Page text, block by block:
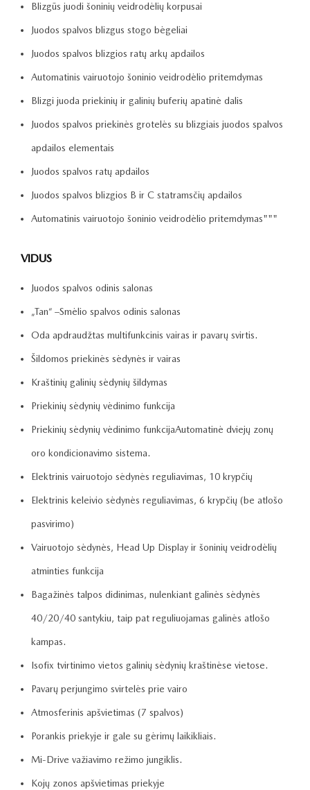
Blizgūs juodi šoninių veidrodėlių korpusai
Juodos spalvos blizgus stogo bėgeliai
Juodos spalvos blizgios ratų arkų apdailos
Automatinis vairuotojo šoninio veidrodėlio pritemdymas
Blizgi juoda priekinių ir galinių buferių apatinė dalis
Juodos spalvos priekinės grotelės su blizgiais juodos spalvos
apdailos elementais
Juodos spalvos ratų apdailos
Juodos spalvos blizgios B ir C statramsčių apdailos
Automatinis vairuotojo šoninio veidrodėlio pritemdymas"""
VIDUS
Juodos spalvos odinis salonas
„Tan“ –Smėlio spalvos odinis salonas
Oda apdraudžtas multifunkcinis vairas ir pavarų svirtis.
Šildomos priekinės sėdynės ir vairas
Kraštinių galinių sėdynių šildymas
Priekinių sėdynių vėdinimo funkcija
Priekinių sėdynių vėdinimo funkcijaAutomatinė dviejų zonų
oro kondicionavimo sistema.
Elektrinis vairuotojo sėdynės reguliavimas, 10 krypčių
Elektrinis keleivio sėdynės reguliavimas, 6 krypčių (be atlošo
pasvirimo)
Vairuotojo sėdynės, Head Up Display ir šoninių veidrodėlių
atminties funkcija
Bagažinės talpos didinimas, nulenkiant galinės sėdynės
40/20/40 santykiu, taip pat reguliuojamas galinės atlošo
kampas.
Isofix tvirtinimo vietos galinių sėdynių kraštinėse vietose.
Pavarų perjungimo svirtelės prie vairo
Atmosferinis apšvietimas (7 spalvos)
Porankis priekyje ir gale su gėrimų laikikliais.
Mi-Drive važiavimo režimo jungiklis.
Kojų zonos apšvietimas priekyje